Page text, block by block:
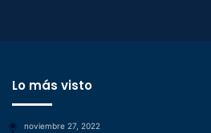
Lo más visto
noviembre 27, 2022